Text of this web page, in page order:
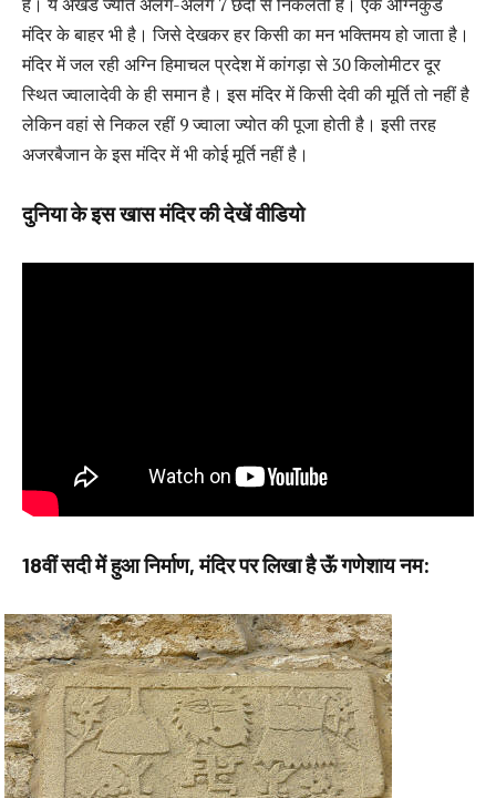
मंदिर के बाहर भी है। जिसे देखकर हर किसी का मन भक्तिमय हो जाता है।
मंदिर में जल रही अग्नि हिमाचल प्रदेश में कांगड़ा से 30 किलोमीटर दूर
स्थित ज्वालादेवी के ही समान है। इस मंदिर में किसी देवी की मूर्ति तो नहीं है
लेकिन वहां से निकल रहीं 9 ज्वाला ज्योत की पूजा होती है। इसी तरह
अजरबैजान के इस मंदिर में भी कोई मूर्ति नहीं है।
दुनिया के इस खास मंदिर की देखें वीडियो
18वीं सदी में हुआ निर्माण, मंदिर पर लिखा है ऊॅं गणेशाय नम: